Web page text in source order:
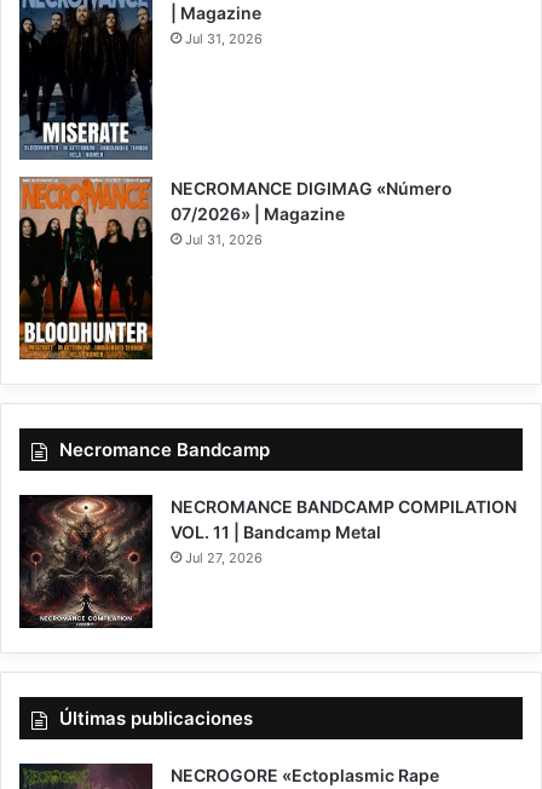
| Magazine
Jul 31, 2026
NECROMANCE DIGIMAG «Número
07/2026» | Magazine
Jul 31, 2026
Necromance Bandcamp
NECROMANCE BANDCAMP COMPILATION
VOL. 11 | Bandcamp Metal
Jul 27, 2026
Últimas publicaciones
NECROGORE «Ectoplasmic Rape